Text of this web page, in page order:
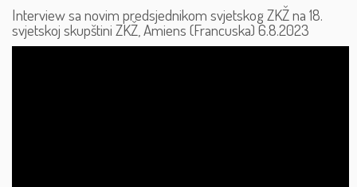
Interview sa novim predsjednikom svjetskog ZKŽ na 18.
svjetskoj skupštini ZKŽ, Amiens (Francuska) 6.8.2023